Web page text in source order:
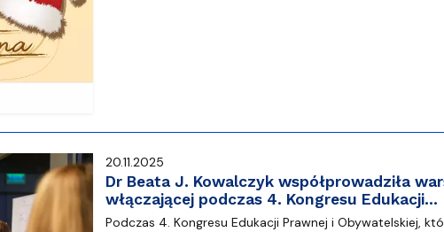
20.11.2025
Dr Beata J. Kowalczyk współprowadziła
włączającej podczas 4. Kongresu Edukacji…
Podczas 4. Kongresu Edukacji Prawnej i Obywatelskiej,